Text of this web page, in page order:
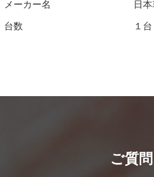
メーカー名 日
台数 １台
ご質